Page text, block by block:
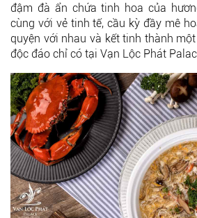
đậm đà ẩn chứa tinh hoa của
cùng với vẻ tinh tế, cầu kỳ đầy mê
quyện với nhau và kết tinh thành
độc đáo chỉ có tại Vạn Lộc Phát